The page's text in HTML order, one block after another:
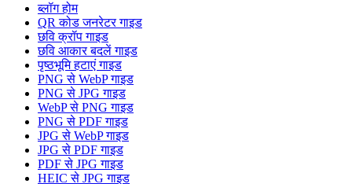
ब्लॉग होम
QR कोड जनरेटर गाइड
छवि क्रॉप गाइड
छवि आकार बदलें गाइड
पृष्ठभूमि हटाएं गाइड
PNG से WebP गाइड
PNG से JPG गाइड
WebP से PNG गाइड
PNG से PDF गाइड
JPG से WebP गाइड
JPG से PDF गाइड
PDF से JPG गाइड
HEIC से JPG गाइड